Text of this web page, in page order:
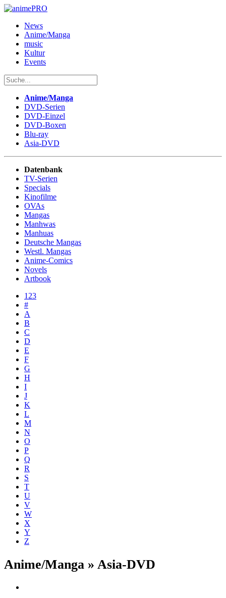
News
Anime/Manga
music
Kultur
Events
Anime/Manga
DVD-Serien
DVD-Einzel
DVD-Boxen
Blu-ray
Asia-DVD
Datenbank
TV-Serien
Specials
Kinofilme
OVAs
Mangas
Manhwas
Manhuas
Deutsche Mangas
Westl. Mangas
Anime-Comics
Novels
Artbook
123
#
A
B
C
D
E
F
G
H
I
J
K
L
M
N
O
P
Q
R
S
T
U
V
W
X
Y
Z
Anime/Manga » Asia-DVD